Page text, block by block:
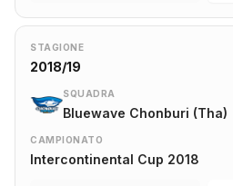
STAGIONE
2018/19
SQUADRA
Bluewave Chonburi (Tha)
CAMPIONATO
Intercontinental Cup 2018